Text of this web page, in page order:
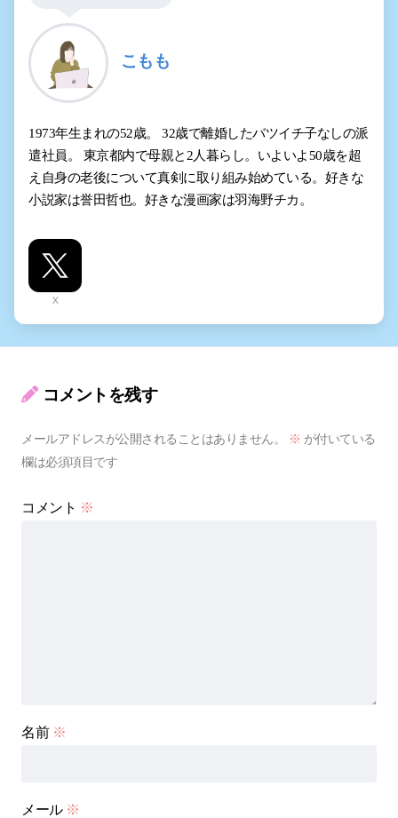
こもも
1973年生まれの52歳。 32歳で離婚したバツイチ子なしの派
遣社員。 東京都内で母親と2人暮らし。いよいよ50歳を超
え自身の老後について真剣に取り組み始めている。好きな
小説家は誉田哲也。好きな漫画家は羽海野チカ。
X
コメントを残す
メールアドレスが公開されることはありません。 ※ が付いている
欄は必須項目です
コメント ※
名前 ※
メール ※